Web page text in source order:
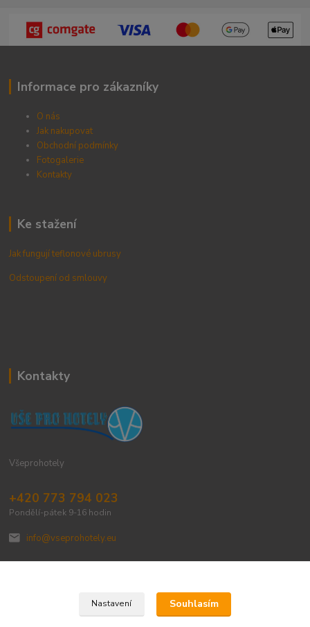
Informace pro zákazníky
O nás
Jak nakupovat
Obchodní podmínky
Fotogalerie
Kontakty
Ke stažení
Jak fungují teflonové ubrusy
Odstoupení od smlouvy
Kontakty
Všeprohotely
+420 773 794 023
Pondělí-pátek 9-16 hodin
info@vseprohotely.eu
Upravit sběr cookies.
Nastavení Souhlasím